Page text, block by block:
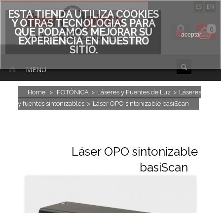
ES EN
0
MENU
Home > FOTÓNICA > Láseres y Fuentes de Luz > Láseres
y fuentes sintonizables > Láser OPO sintonizable basiScan
Láser OPO sintonizable
basiScan
ESTA TIENDA UTILIZA COOKIES
Y OTRAS TECNOLOGÍAS PARA
QUE PODAMOS MEJORAR SU
EXPERIENCIA EN NUESTRO
SITIO.
aceptar